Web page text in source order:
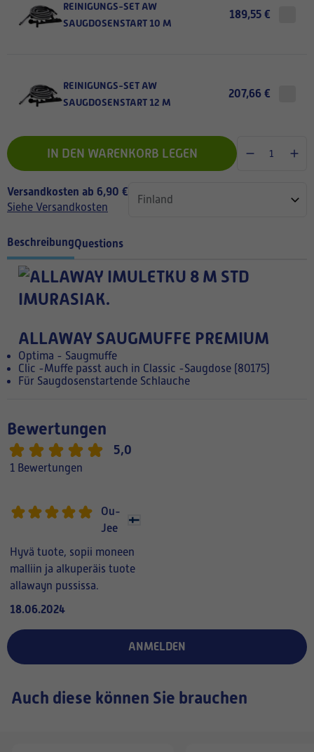
REINIGUNGS-SET AW
SAUGDOSENSTART 10 M
189,55 €
REINIGUNGS-SET AW
SAUGDOSENSTART 12 M
207,66 €
IN DEN WARENKORB LEGEN
Versandkosten ab 6,90 €
Siehe Versandkosten
BeschreibungQuestions
ALLAWAY SAUGMUFFE PREMIUM
Optima - Saugmuffe
Clic -Muffe passt auch in Classic -Saugdose (80175)
Für Saugdosenstartende Schlauche
Bewertungen
5,0
1 Bewertungen
Ou-
Jee
Hyvä tuote, sopii moneen
malliin ja alkuperäis tuote
allawayn pussissa.
18.06.2024
ANMELDEN
Auch diese können Sie brauchen